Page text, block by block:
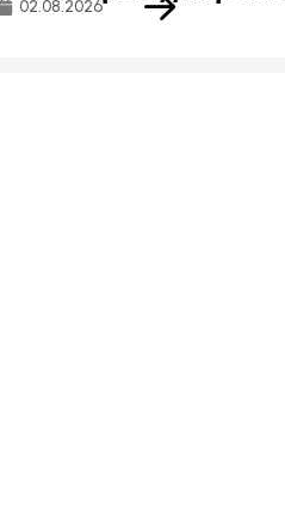
02.08.2026